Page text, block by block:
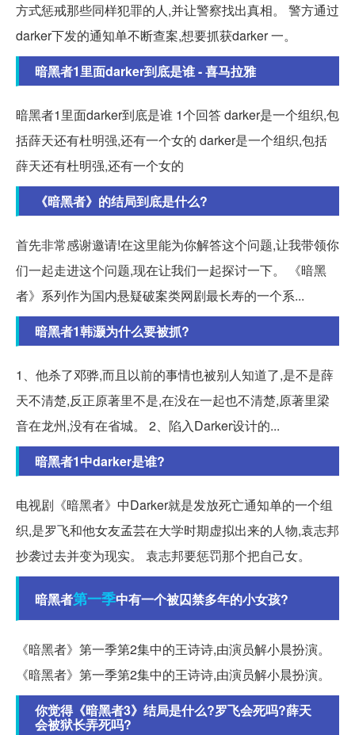
方式惩戒那些同样犯罪的人,并让警察找出真相。 警方通过
darker下发的通知单不断查案,想要抓获darker 一。
暗黑者1里面darker到底是谁 - 喜马拉雅
暗黑者1里面darker到底是谁 1个回答 darker是一个组织,包
括薛天还有杜明强,还有一个女的 darker是一个组织,包括
薛天还有杜明强,还有一个女的
《暗黑者》的结局到底是什么?
首先非常感谢邀请!在这里能为你解答这个问题,让我带领你
们一起走进这个问题,现在让我们一起探讨一下。 《暗黑
者》系列作为国内悬疑破案类网剧最长寿的一个系...
暗黑者1韩灏为什么要被抓?
1、他杀了邓骅,而且以前的事情也被别人知道了,是不是薛
天不清楚,反正原著里不是,在没在一起也不清楚,原著里梁
音在龙州,没有在省城。 2、陷入Darker设计的...
暗黑者1中darker是谁?
电视剧《暗黑者》中Darker就是发放死亡通知单的一个组
织,是罗飞和他女友孟芸在大学时期虚拟出来的人物,袁志邦
抄袭过去并变为现实。 袁志邦要惩罚那个把自己女。
暗黑者第一季中有一个被囚禁多年的小女孩?
《暗黑者》第一季第2集中的王诗诗,由演员解小晨扮演。
《暗黑者》第一季第2集中的王诗诗,由演员解小晨扮演。
你觉得《暗黑者3》结局是什么?罗飞会死吗?薛天
会被狱长弄死吗?